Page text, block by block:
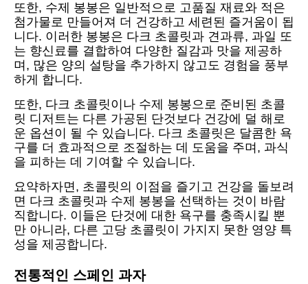
또한, 수제 봉봉은 일반적으로 고품질 재료와 적은
첨가물로 만들어져 더 건강하고 세련된 즐거움이 됩
니다. 이러한 봉봉은 다크 초콜릿과 견과류, 과일 또
는 향신료를 결합하여 다양한 질감과 맛을 제공하
며, 많은 양의 설탕을 추가하지 않고도 경험을 풍부
하게 합니다.
또한, 다크 초콜릿이나 수제 봉봉으로 준비된 초콜
릿 디저트는 다른 가공된 단것보다 건강에 덜 해로
운 옵션이 될 수 있습니다. 다크 초콜릿은 달콤한 욕
구를 더 효과적으로 조절하는 데 도움을 주며, 과식
을 피하는 데 기여할 수 있습니다.
요약하자면, 초콜릿의 이점을 즐기고 건강을 돌보려
면 다크 초콜릿과 수제 봉봉을 선택하는 것이 바람
직합니다. 이들은 단것에 대한 욕구를 충족시킬 뿐
만 아니라, 다른 고당 초콜릿이 가지지 못한 영양 특
성을 제공합니다.
전통적인 스페인 과자